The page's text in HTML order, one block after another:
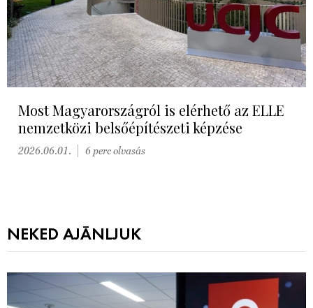
Most Magyarországról is elérhető az ELLE
nemzetközi belsőépítészeti képzése
2026.06.01. 6 perc olvasás
NEKED AJÁNLJUK